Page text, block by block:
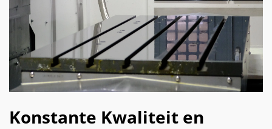
Konstante Kwaliteit en